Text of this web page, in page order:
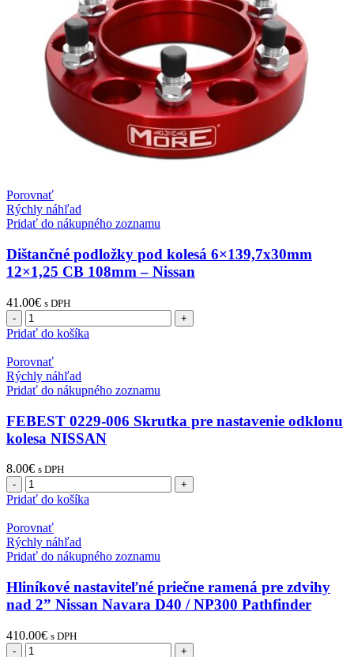
Porovnať
Rýchly náhľad
Pridať do nákupného zoznamu
Dištančné podložky pod kolesá 6×139,7x30mm
12×1,25 CB 108mm – Nissan
41.00€ s DPH
množstvo
Dištančné
pod
kolesá
6x139,7x30mm
CB
108mm
-
Pridať do košíka
Porovnať
Rýchly náhľad
Pridať do nákupného zoznamu
FEBEST 0229-006 Skrutka pre nastavenie odklonu
kolesa NISSAN
8.00€ s DPH
množstvo
FEBEST
006
Skrutka
pre
odklonu
kolesa
NISSAN
Pridať do košíka
Porovnať
Rýchly náhľad
Pridať do nákupného zoznamu
Hliníkové nastaviteľné priečne ramená pre zdvihy
nad 2” Nissan Navara D40 / NP300 Pathfinder
410.00€ s DPH
množstvo